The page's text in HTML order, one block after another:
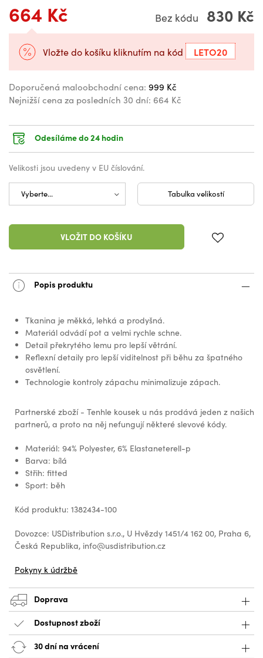
664 Kč Bez kódu 830 Kč
Vložte do košíku kliknutím na kód LETO20
Doporučená maloobchodní cena: 999 Kč
Nejnižší cena za posledních 30 dní: 664 Kč
Odesíláme do 24 hodin
Velikosti jsou uvedeny v EU číslování.
Tabulka velikostí
VLOŽIT DO KOŠÍKU
Popis produktu
Tkanina je měkká, lehká a prodyšná.
Materiál odvádí pot a velmi rychle schne.
Detail překrytého lemu pro lepší větrání.
Reflexní detaily pro lepší viditelnost při běhu za špatného
osvětlení.
Technologie kontroly zápachu minimalizuje zápach.
Partnerské zboží - Tenhle kousek u nás prodává jeden z našich
partnerů, a proto na něj nefungují některé slevové kódy.
Materiál: 94% Polyester, 6% Elastaneterell-p
Barva: bílá
Střih: fitted
Sport: běh
Kód produktu: 1382434-100
Dovozce: USDistribution s.r.o., U Hvězdy 1451/4 162 00, Praha 6,
Česká Republika, info@usdistribution.cz
Pokyny k údržbě
Doprava
Dostupnost zboží
30 dní na vrácení